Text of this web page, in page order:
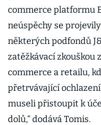
commerce platformu
neúspěchy se
některých podfondů
zatěžkávací zkouškou
commerce a retailu,
přetrvávající
museli přistoupit k
dolů,“ dodává Tomis.